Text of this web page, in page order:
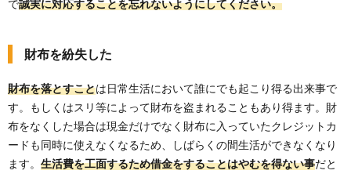
で誠実に対応することを忘れないようにしてください。
財布を紛失した
財布を落とすことは日常生活において誰にでも起こり得る出来事で
す。もしくはスリ等によって財布を盗まれることもあり得ます。財
布をなくした場合は現金だけでなく財布に入っていたクレジットカ
ードも同時に使えなくなるため、しばらくの間生活ができなくなり
ます。 生活費を工面するため借金をすることはやむを得ない事だと